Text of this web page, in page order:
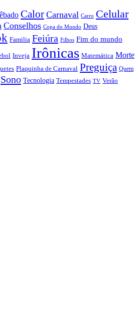
Calor Carnaval Carro Celular
Conselhos Copa do Mundo Deus
Familia Feiúra Filhos Fim do mundo
Inveja Irônicas Matemática Morte
Plaquinha de Carnaval Preguiça Quem
Sono Tecnologia Tempestades TV Verão